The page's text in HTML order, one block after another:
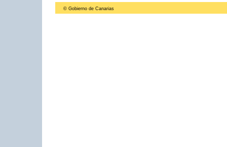
© Gobierno de Canarias